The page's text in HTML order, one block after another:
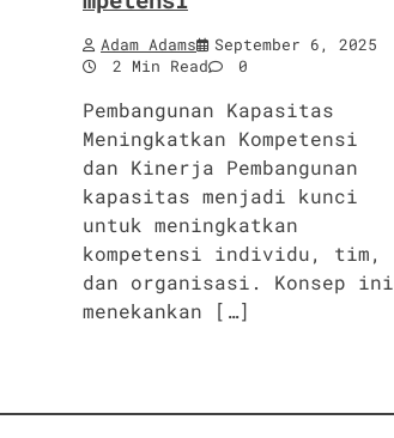
Adam Adams
September 6, 2025
2 Min Read
0
Pembangunan Kapasitas
Meningkatkan Kompetensi
dan Kinerja Pembangunan
kapasitas menjadi kunci
untuk meningkatkan
kompetensi individu, tim,
dan organisasi. Konsep ini
menekankan […]